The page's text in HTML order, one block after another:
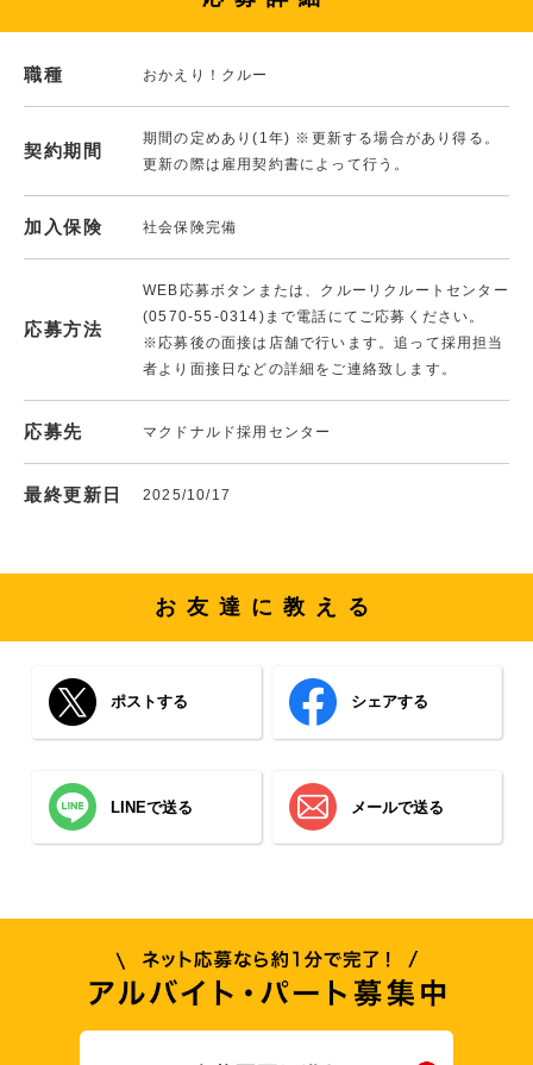
職種 おかえり！クルー
契約期間
期間の定めあり(1年) ※更新する場合があり得る。
更新の際は雇用契約書によって行う。
加入保険 社会保険完備
応募方法
WEB応募ボタンまたは、クルーリクルートセンター
(0570-55-0314)まで電話にてご応募ください。
※応募後の面接は店舗で行います。追って採用担当
者より面接日などの詳細をご連絡致します。
応募先 マクドナルド採用センター
最終更新日 2025/10/17
お友達に教える
ポストする シェアする
LINEで送る メールで送る